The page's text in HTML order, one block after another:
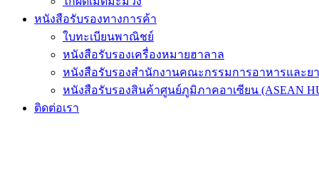
หนังสือรับรองทางการค้า
ใบทะเบียนพาณิชย์
หนังสือรับรองเครื่องหมายฮาลาล
หนังสือรับรองสำนักงานคณะกรรมการอาหารและยา
หนังสือรับรองสินค้าศูนย์ภูมิภาคอาเซียน (ASEAN
ติดต่อเรา